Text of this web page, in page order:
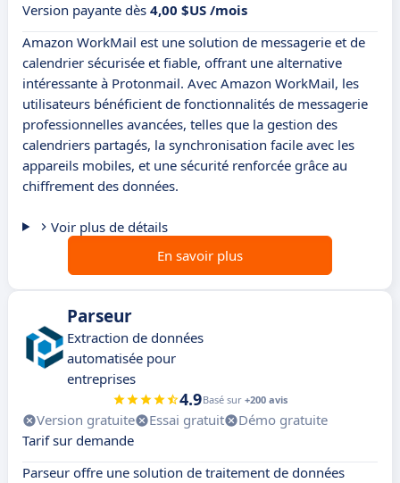
Version payante dès 4,00 $US /mois
Amazon WorkMail est une solution de messagerie et de
calendrier sécurisée et fiable, offrant une alternative
intéressante à Protonmail. Avec Amazon WorkMail, les
utilisateurs bénéficient de fonctionnalités de messagerie
professionnelles avancées, telles que la gestion des
calendriers partagés, la synchronisation facile avec les
appareils mobiles, et une sécurité renforcée grâce au
chiffrement des données.
Voir plus de détails
En savoir plus
Parseur
Extraction de données
automatisée pour
entreprises
4.9Basé sur +200 avis
Version gratuite Essai gratuit
Démo gratuite
Tarif sur demande
Parseur offre une solution de traitement de données